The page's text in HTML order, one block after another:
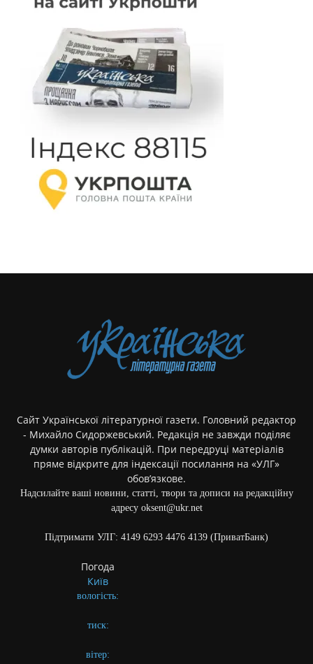
Сайт Української літературної газети. Головний редактор
- Михайло Сидоржевський. Редакція не завжди поділяє
думки авторів публікацій. При передруці матеріалів
пряме відкрите для індексації посилання на «УЛГ»
обов’язкове.
Надсилайте ваші новини, статті, твори та дописи на редакційну
адресу oksent@ukr.net
Підтримати УЛГ: 4149 6293 4476 4139 (ПриватБанк)
Погода
Київ
вологість:
тиск:
вітер: